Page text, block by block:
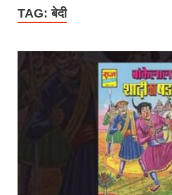
TAG:बेदी